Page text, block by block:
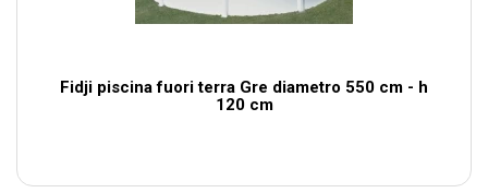
Fidji piscina fuori terra Gre diametro 550 cm - h
120 cm